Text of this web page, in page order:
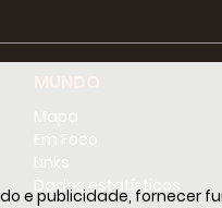
e publicidade, fornecer
Dados estatísticos